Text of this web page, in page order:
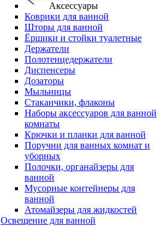
Аксессуары
Коврики для ванной
Шторы для ванной
Ёршики и стойки туалетные
Держатели
Полотенцедержатели
Диспенсеры
Дозаторы
Мыльницы
Стаканчики, флаконы
Наборы аксессуаров для ванной
комнаты
Крючки и планки для ванной
Поручни для ванных комнат и
уборных
Полочки, органайзеры для
ванной
Мусорные контейнеры для
ванной
Атомайзеры для жидкостей
Освещение для ванной